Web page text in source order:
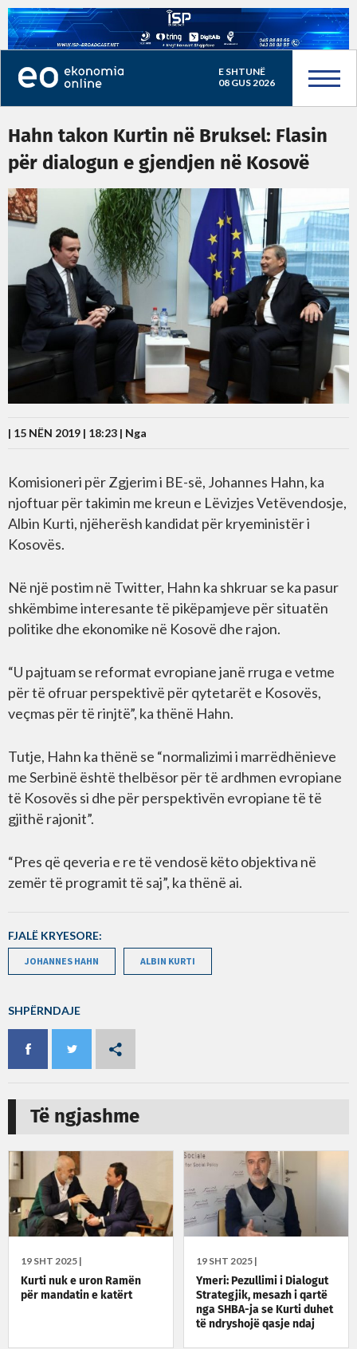
E SHTUNË
08 GUS 2026
Hahn takon Kurtin në Bruksel: Flasin
për dialogun e gjendjen në Kosovë
| 15 NËN 2019 | 18:23 | Nga
Komisioneri për Zgjerim i BE-së, Johannes Hahn, ka
njoftuar për takimin me kreun e Lëvizjes Vetëvendosje,
Albin Kurti, njëherësh kandidat për kryeministër i
Kosovës.
Në një postim në Twitter, Hahn ka shkruar se ka pasur
shkëmbime interesante të pikëpamjeve për situatën
politike dhe ekonomike në Kosovë dhe rajon.
“U pajtuam se reformat evropiane janë rruga e vetme
për të ofruar perspektivë për qytetarët e Kosovës,
veçmas për të rinjtë”, ka thënë Hahn.
Tutje, Hahn ka thënë se “normalizimi i marrëdhënieve
me Serbinë është thelbësor për të ardhmen evropiane
të Kosovës si dhe për perspektivën evropiane të të
gjithë rajonit”.
“Pres që qeveria e re të vendosë këto objektiva në
zemër të programit të saj”, ka thënë ai.
FJALË KRYESORE:
JOHANNES HAHN ALBIN KURTI
SHPËRNDAJE
Të ngjashme
19 SHT 2025 |
Kurti nuk e uron Ramën
për mandatin e katërt
19 SHT 2025 |
Ymeri: Pezullimi i Dialogut
Strategjik, mesazh i qartë
nga SHBA-ja se Kurti duhet
të ndryshojë qasje ndaj